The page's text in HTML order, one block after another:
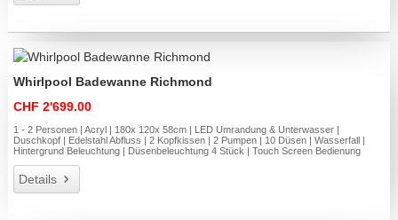
Whirlpool Badewanne Richmond
CHF 2'699.00
1 - 2 Personen | Acryl | 180x 120x 58cm | LED Umrandung & Unterwasser |
Duschkopf | Edelstahl Abfluss | 2 Kopfkissen | 2 Pumpen | 10 Düsen | Wasserfall |
Hintergrund Beleuchtung | Düsenbeleuchtung 4 Stück | Touch Screen Bedienung
Details